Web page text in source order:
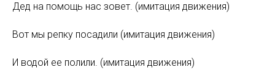
Дед на помощь нас зовет. (имитация движения)
Вот мы репку посадили (имитация движения)
И водой ее полили. (имитация движения)